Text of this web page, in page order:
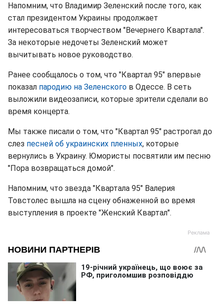
Напомним, что Владимир Зеленский после того, как
стал президентом Украины продолжает
интересоваться творчеством "Вечернего Квартала".
За некоторые недочеты Зеленский может
вычитывать новое руководство.
Ранее сообщалось о том, что "Квартал 95" впервые
показал пародию на Зеленского в Одессе. В сеть
выложили видеозаписи, которые зрители сделали во
время концерта.
Мы также писали о том, что "Квартал 95" растрогал до
слез песней об украинских пленных, которые
вернулись в Украину. Юмористы посвятили им песню
"Пора возвращаться домой".
Напомним, что звезда "Квартала 95" Валерия
Товстолес вышла на сцену обнаженной во время
выступления в проекте "Женский Квартал".